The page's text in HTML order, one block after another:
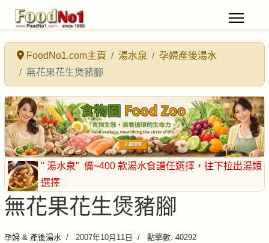
FoodNo1.com主頁 湯水泉
孕婦產後湯水
無花果花生煲豬腳
" 湯水泉" 備~400 款湯水食譜任選擇 ，往下拉出湯類
選擇
無花果花生煲豬腳
孕婦 & 產後湯水 2007年10月11日 點擊數: 40292